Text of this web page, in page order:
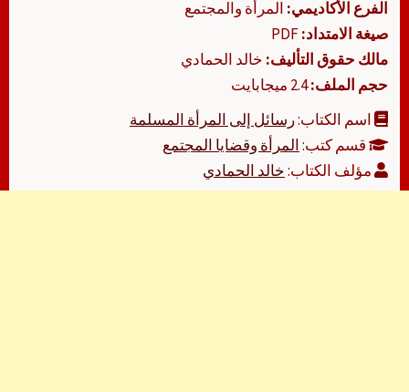
الفرع الأكاديمي: المرأة والمجتمع
صيغة الامتداد:
مالك حقوق التأليف: خالد الحمادي
حجم الملف:2.4 ميجابايت
اسم الكتاب:رسائل إلى المرأة المسلمة
قسم كتب:المرأة وقضايا المجتمع
مؤلف الكتاب:خالد الحمادي